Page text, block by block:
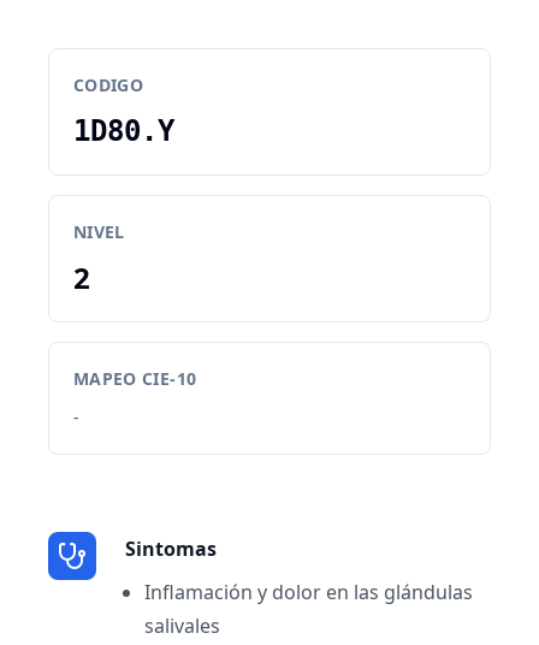
CODIGO
1D80.Y
NIVEL
2
MAPEO CIE-10
-
Sintomas
Inflamación y dolor en las glándulas
salivales